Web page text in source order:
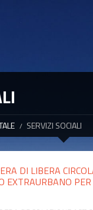
SERVIZI SOCIALI
DI LIBERA
EXTRAURBANO